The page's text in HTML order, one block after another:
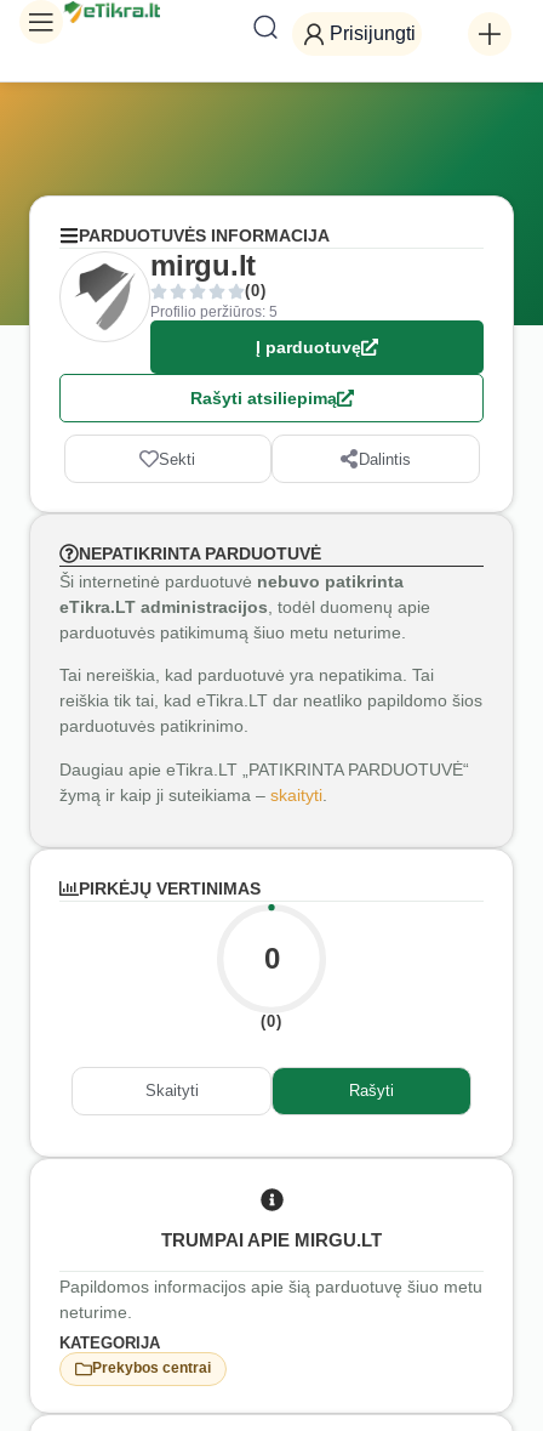
Prisijungti
PARDUOTUVĖS INFORMACIJA
mirgu.lt
(0)
Profilio peržiūros: 5
Į parduotuvę
Rašyti atsiliepimą
Sekti Dalintis
NEPATIKRINTA PARDUOTUVĖ
Ši internetinė parduotuvė nebuvo patikrinta
eTikra.LT administracijos , todėl duomenų apie
parduotuvės patikimumą šiuo metu neturime.
Tai nereiškia, kad parduotuvė yra nepatikima. Tai
reiškia tik tai, kad eTikra.LT dar neatliko papildomo šios
parduotuvės patikrinimo.
Daugiau apie eTikra.LT „PATIKRINTA PARDUOTUVĖ“
žymą ir kaip ji suteikiama – skaityti
PIRKĖJŲ VERTINIMAS
0
(0)
Skaityti Rašyti
TRUMPAI APIE MIRGU.LT
Papildomos informacijos apie šią parduotuvę šiuo metu
neturime.
KATEGORIJA
Prekybos centrai